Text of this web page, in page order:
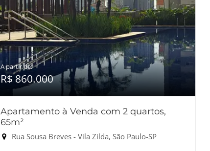
A partir de:
R$ 860.000
Apartamento à Venda com 2 quartos,
65m²
Rua Sousa Breves - Vila Zilda, São Paulo-SP